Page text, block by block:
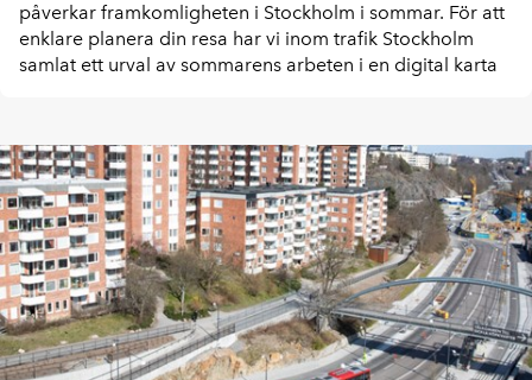
påverkar framkomligheten i Stockholm i sommar. För att
enklare planera din resa har vi inom trafik Stockholm
samlat ett urval av sommarens arbeten i en digital karta